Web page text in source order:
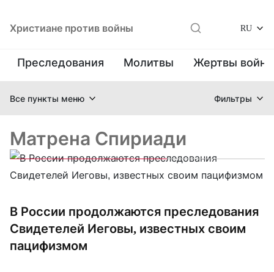
Христиане против войны RU
Преследования Молитвы Жертвы
Все пункты меню Фильтры
Матрена Спириади
В России продолжаются преследования
Свидетелей Иеговы, известных своим
пацифизмом